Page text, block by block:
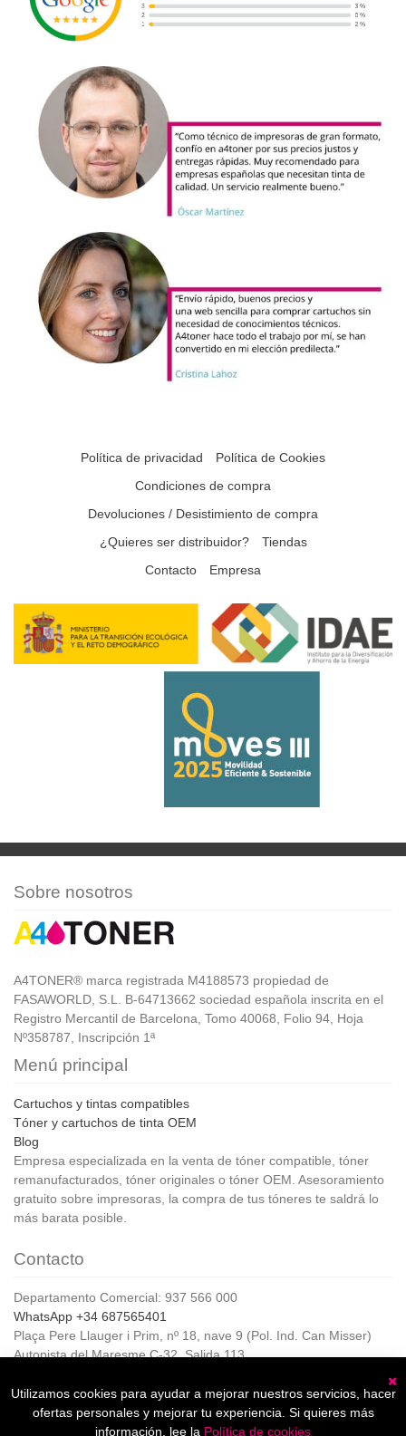
Política de privacidad
Política de Cookies
Condiciones de compra
Devoluciones / Desistimiento de compra
¿Quieres ser distribuidor?
Tiendas
Contacto
Empresa
Sobre nosotros
A4TONER® marca registrada M4188573 propiedad de
FASAWORLD, S.L. B-64713662 sociedad española inscrita en el
Registro Mercantil de Barcelona, Tomo 40068, Folio 94, Hoja
Nº358787, Inscripción 1ª
Menú principal
Cartuchos y tintas compatibles
Tóner y cartuchos de tinta OEM
Blog
Empresa especializada en la venta de tóner compatible, tóner
remanufacturados, tóner originales o tóner OEM. Asesoramiento
gratuito sobre impresoras, la compra de tus tóneres te saldrá lo
más barata posible.
Contacto
Departamento Comercial: 937 566 000
WhatsApp +34 687565401
Plaça Pere Llauger i Prim, nº 18, nave 9 (Pol. Ind. Can Misser)
Autopista del Maresme C-32, Salida 113
Horario de Atención al cliente:
De lunes a jueves de 8:00 a 17:00,
Viernes de 8:00 a 15:00
Utilizamos cookies para ayudar a mejorar nuestros servicios, hacer
ofertas personales y mejorar tu experiencia. Si quieres más
información, lee la Política de cookies